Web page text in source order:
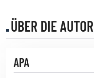
ÜBER DIE
APA